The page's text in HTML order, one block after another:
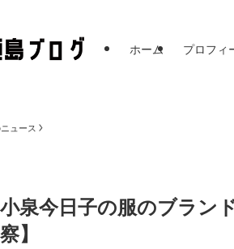
ホーム プロフィ
ュース
小泉今日子の服のブラン
察】